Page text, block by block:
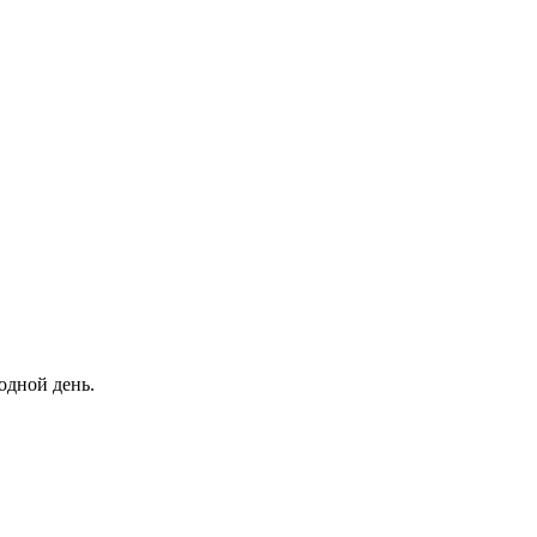
день.